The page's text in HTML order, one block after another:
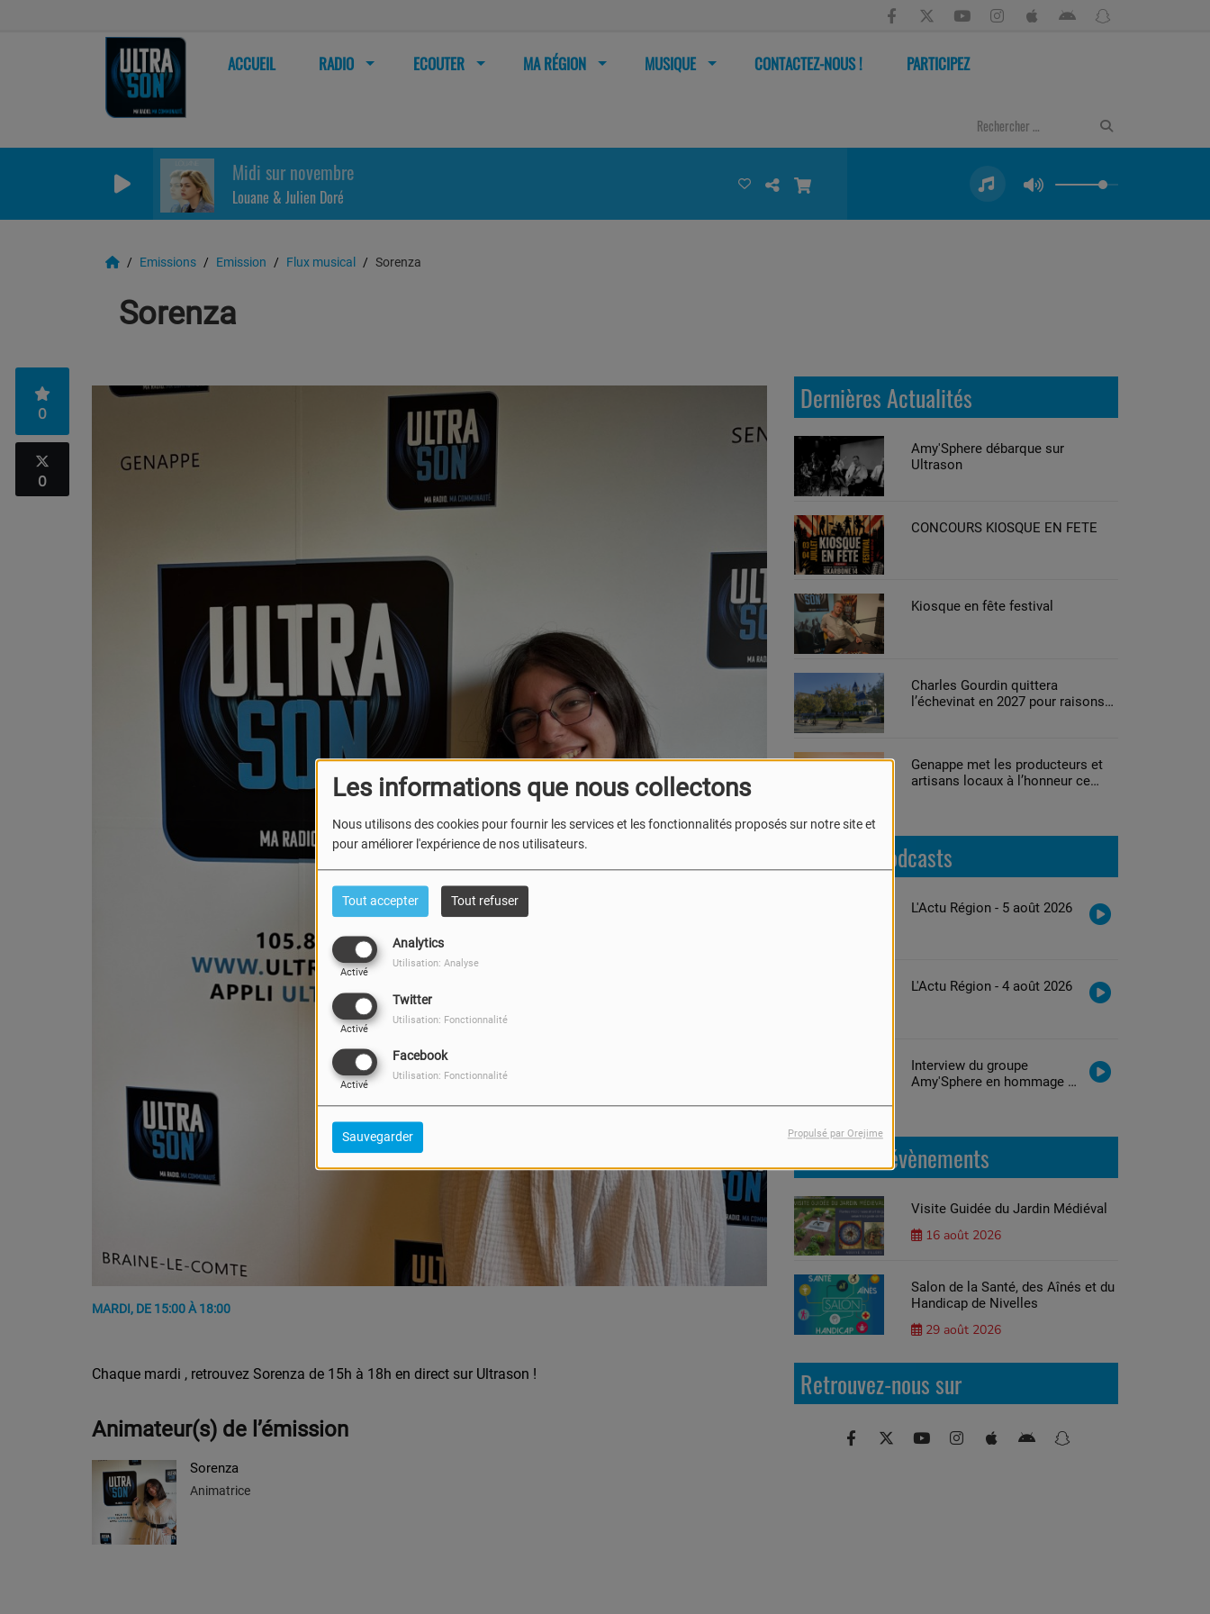
Les informations que nous collectons
Nous utilisons des cookies pour fournir les services et les fonctionnalités proposés sur notre site et
pour améliorer l'expérience de nos utilisateurs.
Tout accepter Tout refuser
Analytics
Activé
Utilisation: Analyse
Twitter
Activé
Utilisation: Fonctionnalité
Facebook
Activé
Utilisation: Fonctionnalité
Sauvegarder Propulsé par Orejime
ACCUEIL RADIO ECOUTER MA RÉGION MUSIQUE CONTACTEZ-NOUS ! PARTICIPEZ
Midi sur novembre
Louane & Julien Doré
Emissions Emission Flux musical Sorenza
Sorenza
0
0
MARDI, DE 15:00 À 18:00
Chaque mardi , retrouvez Sorenza de 15h à 18h en direct sur Ultrason !
Animateur(s) de l’émission
Sorenza
Animatrice
Dernières Actualités
Amy'Sphere débarque sur
Ultrason
CONCOURS KIOSQUE EN FETE
Kiosque en fête festival
Charles Gourdin quittera
l’échevinat en 2027 pour raisons
Genappe met les producteurs et
artisans locaux à l’honneur ce
Derniers podcasts
L'Actu Région - 5 août 2026
L'Actu Région - 4 août 2026
Interview du groupe
Amy'Sphere en hommage à
Prochains évènements
Visite Guidée du Jardin Médiéval
16 août 2026
Salon de la Santé, des Aînés et du
Handicap de Nivelles
29 août 2026
Retrouvez-nous sur